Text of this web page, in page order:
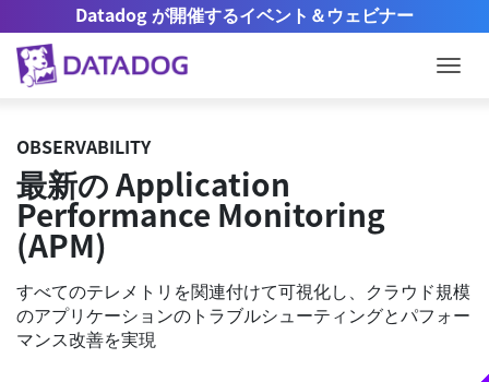
Datadog が開催するイベント＆ウェビナー
OBSERVABILITY
最新の Application
Performance Monitoring
(APM)
すべてのテレメトリを関連付けて可視化し、クラウド規模
のアプリケーションのトラブルシューティングとパフォー
マンス改善を実現